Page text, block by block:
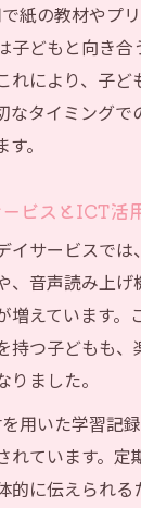
紙の教材やプ
子どもと向き
れにより、子
なタイミング
。
ビスとICT活
イサービスで
、音声読み上
増えています。
持つ子どもも
ました。
用いた学習記
れています。
的に伝えられ